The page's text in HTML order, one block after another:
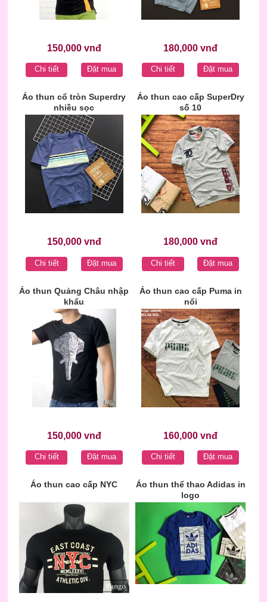
150,000 vnđ
Chi tiết Đặt mua
180,000 vnđ
Chi tiết Đặt mua
Áo thun cổ tròn Superdry
nhiều sọc
150,000 vnđ
Chi tiết Đặt mua
Áo thun cao cấp SuperDry
số 10
180,000 vnđ
Chi tiết Đặt mua
Áo thun Quảng Châu nhập
khẩu
150,000 vnđ
Chi tiết Đặt mua
Áo thun cao cấp Puma in
nổi
160,000 vnđ
Chi tiết Đặt mua
Áo thun cao cấp NYC
Áo thun thể thao Adidas in
logo